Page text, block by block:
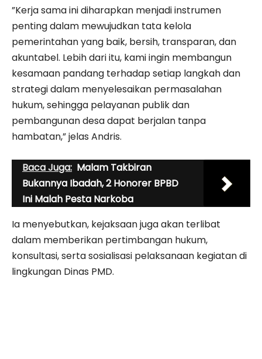
”Kerja sama ini diharapkan menjadi instrumen
penting dalam mewujudkan tata kelola
pemerintahan yang baik, bersih, transparan, dan
akuntabel. Lebih dari itu, kami ingin membangun
kesamaan pandang terhadap setiap langkah dan
strategi dalam menyelesaikan permasalahan
hukum, sehingga pelayanan publik dan
pembangunan desa dapat berjalan tanpa
hambatan,” jelas Andris.
Baca Juga: Malam Takbiran
Bukannya Ibadah, 2 Honorer BPBD
Ini Malah Pesta Narkoba
Ia menyebutkan, kejaksaan juga akan terlibat
dalam memberikan pertimbangan hukum,
konsultasi, serta sosialisasi pelaksanaan kegiatan di
lingkungan Dinas PMD.